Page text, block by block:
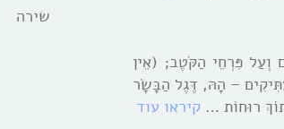
וְעַל פִּרְחֵי הַקֹּטֶב; (אֵין
– הָהּ, דֶּגֶל הַבָּשָֹר
רוּחוֹת … קיראו עוד
שירה